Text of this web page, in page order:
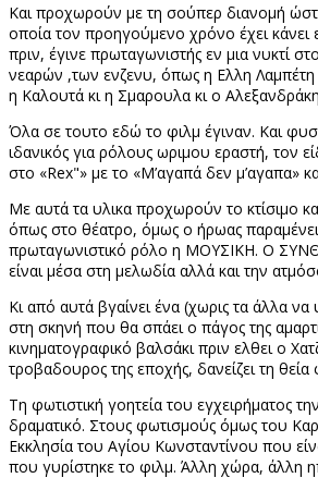
Και προχωρούν με τη σούπερ διανομή
οποία τον προηγούμενο χρόνο έχει
πριν, έγινε πρωταγωνιστής εν μια νυκτί
νεαρών ,των ενζενυ, όπως η Ελλη Λαμπέτη
η Καλουτά κι η Σμαρουλα κι ο
Όλα σε τουτο εδώ το φιλμ έγιναν. Και
ιδανικός για ρόλους ωριμου εραστή, τον
στο «Rex"» με το «Μ’αγαπά δεν μ’αγαπα»
Με αυτά τα υλικα προχωρούν το κτίσιμο
όπως στο θέατρο, όμως ο ήρωας παραμένει
πρωταγωνιστικό ρόλο η ΜΟΥΣΙΚΗ. Ο
είναι μέσα στη μελωδία αλλά και την
Κι από αυτά βγαίνει ένα (χωρις τα άλλα
στη σκηνή που θα σπάει ο πάγος της
κινηματογραφικό βαλσάκι πριν ελθει ο
τροβαδουρος της εποχής, δανείζει τη
Τη φωτιστική γοητεία του εγχειρήματος
δραματικό. Στους φωτισμούς όμως του
Εκκλησία του Αγίου Κωνσταντίνου που
που γυρίστηκε το φιλμ. Άλλη χώρα, άλλη